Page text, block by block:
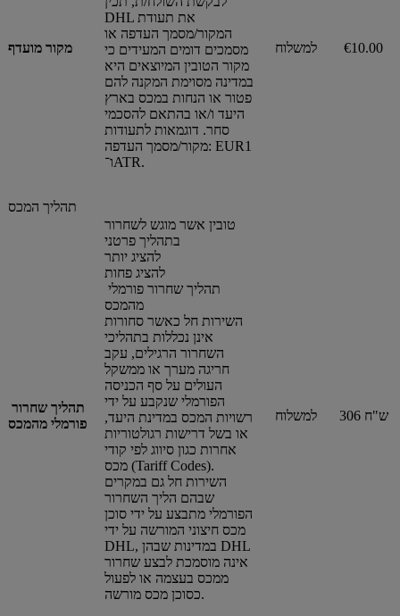
מקור מועדף
DHL את תעודת
המקור/מסמך העדפה או
מסמכים דומים המעידים כי
מקור הטובין המיוצאים היא
במדינה מסוימת המקנה להם
פטור או הנחות במכס בארץ
היעד ו/או בהתאם להסכמי
סחר. דוגמאות לתעודות
מקור/מסמך העדפה: EUR1
ו־ATR.
למשלוח €10.00
תהליך המכס
פורמלי מהמכס
טובין אשר מוגש לשחרור
בתהליך פרטני
להציג יותר
להציג פחות
מהמכס
השירות חל כאשר סחורות
אינן נכללות בתהליכי
השחרור הרגילים, עקב
חריגה מערך או ממשקל
העולים על סף הכניסה
הפורמלי שנקבע על ידי
רשויות המכס במדינת היעד,
או בשל דרישות רגולטוריות
אחרות כגון סיווג לפי קודי
מכס (Tariff Codes).
השירות חל גם במקרים
שבהם הליך השחרור
הפורמלי מתבצע על ידי סוכן
מכס חיצוני המורשה על ידי
DHL, במדינות שבהן DHL
אינה מוסמכת לבצע שחרור
ממכס בעצמה או לפעול
כסוכן מכס מורשה.
למשלוח 306 ש"ח